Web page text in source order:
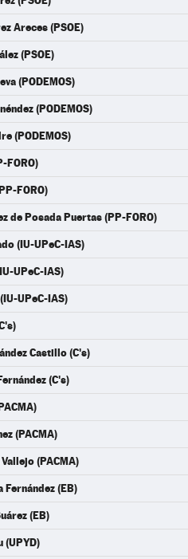
Areces (PSOE)
(PSOE)
(PODEMOS)
(PODEMOS)
(PODEMOS)
FORO)
FORO)
de Posada Puertas (PP-FORO)
(IU-UPeC-IAS)
UPeC-IAS)
UPeC-IAS)
Castillo (C's)
(C's)
(PACMA)
(PACMA)
(EB)
(EB)
(UPYD)